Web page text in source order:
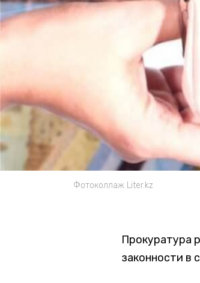
Фотоколлаж Liter.kz
Прокуратура
законности в